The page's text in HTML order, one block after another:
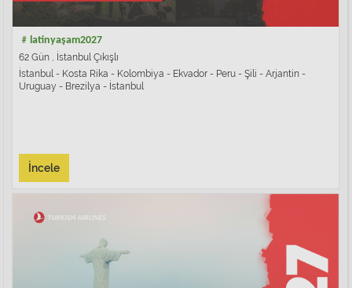
﹟latinyaşam2027
62 Gün , İstanbul Çıkışlı
İstanbul - Kosta Rika - Kolombiya - Ekvador - Peru - Şili - Arjantin -
Uruguay - Brezilya - İstanbul
İncele